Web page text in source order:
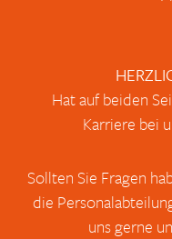
Hat auf beiden
Karriere bei
Sollten Sie Fragen
die
uns gerne